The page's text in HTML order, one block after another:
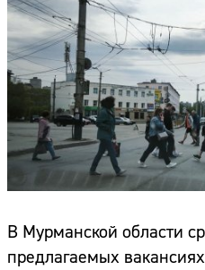
В Мурманской области
предлагаемых